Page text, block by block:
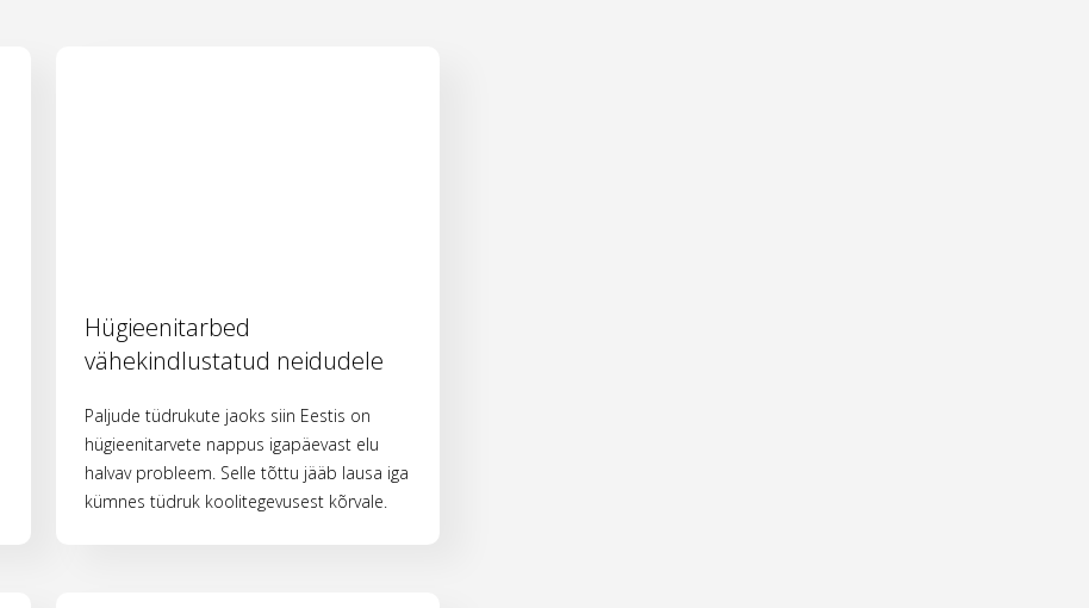
Hügieenitarbed
vähekindlustatud neidudele
Paljude tüdrukute jaoks siin Eestis on
hügieenitarvete nappus igapäevast elu
halvav probleem. Selle tõttu jääb lausa iga
kümnes tüdruk koolitegevusest kõrvale.